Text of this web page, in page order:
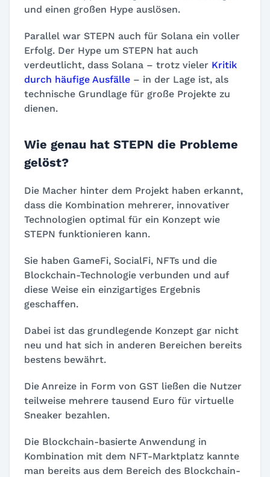
und einen großen Hype auslösen.
Parallel war STEPN auch für Solana ein voller
Erfolg. Der Hype um STEPN hat auch
verdeutlicht, dass Solana – trotz vieler Kritik
durch häufige Ausfälle – in der Lage ist, als
technische Grundlage für große Projekte zu
dienen.
Wie genau hat STEPN die Probleme
gelöst?
Die Macher hinter dem Projekt haben erkannt,
dass die Kombination mehrerer, innovativer
Technologien optimal für ein Konzept wie
STEPN funktionieren kann.
Sie haben GameFi, SocialFi, NFTs und die
Blockchain-Technologie verbunden und auf
diese Weise ein einzigartiges Ergebnis
geschaffen.
Dabei ist das grundlegende Konzept gar nicht
neu und hat sich in anderen Bereichen bereits
bestens bewährt.
Die Anreize in Form von GST ließen die Nutzer
teilweise mehrere tausend Euro für virtuelle
Sneaker bezahlen.
Die Blockchain-basierte Anwendung in
Kombination mit dem NFT-Marktplatz kannte
man bereits aus dem Bereich des Blockchain-